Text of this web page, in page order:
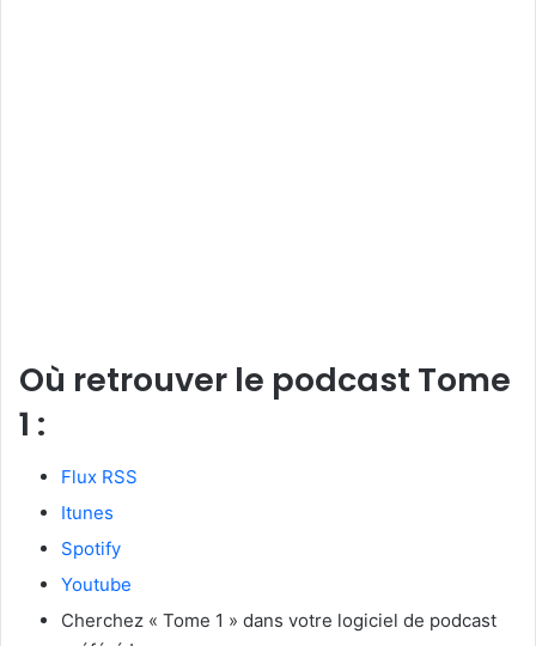
Où retrouver le podcast Tome
1 :
Flux RSS
Itunes
Spotify
Youtube
Cherchez « Tome 1 » dans votre logiciel de podcast